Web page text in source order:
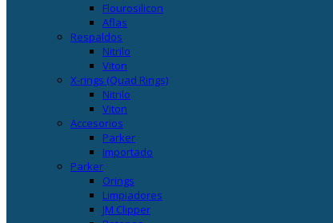
Flourosilicon
Aflas
Respaldos
Nitrilo
Viton
X-rings (Quad Rings)
Nitrilo
Viton
Accesorios
Parker
Importado
Parker
Orings
Limpiadores
JM Clipper